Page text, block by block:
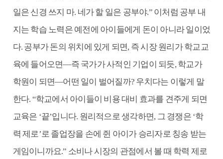
일은 신경 쓰지 마. 네가 할 일은 공부야.” 이처럼 공부 내
지는 학습 노력은 예전에 아이들에게 돈이 아니라 일이었
다. 공부가 돈의 위치에 있게 되면, 즉 시장 원리가 학교교
육에 들어오면―즉 국가가 사적인 기업이 되듯, 학교가
학원이 되면―어떤 일이 벌어질까? 우치다는 이렇게 말
한다. “학교에서 아이들이 비용 대비 효과를 견주게 되면
교육은 ‘끝’입니다. 원리적으로 생각하면, 그 경쟁은 ‘학
력 제로’로 졸업장을 손에 쥔 아이가 승리자로 칭송 받는
게임이니까요.” 소비나 시장의 관점에서 볼 때 학력 제로